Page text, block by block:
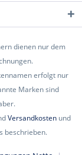
dienen nur dem
erfolgt nur
Marken sind
Versandkostenund
beschrieben.